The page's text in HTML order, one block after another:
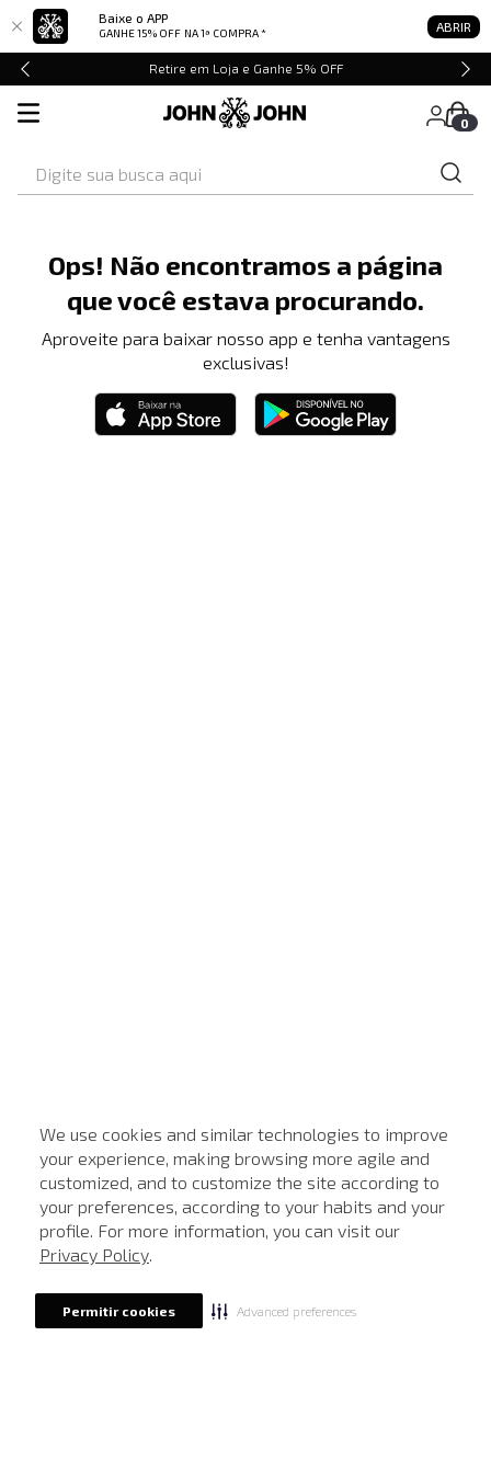
Baixe o APP
GANHE 15% OFF NA 1ª COMPRA * ABRIR
We use cookies and similar technologies to improve
your experience, making browsing more agile and
customized, and to customize the site according to
your preferences, according to your habits and your
profile. For more information, you can visit our
Privacy Policy.
Permitir cookies Advanced preferences
Retire em Loja e Ganhe 5% OFF
0
Ops! Não encontramos a página
que você estava procurando.
Aproveite para baixar nosso app e tenha vantagens
exclusivas!